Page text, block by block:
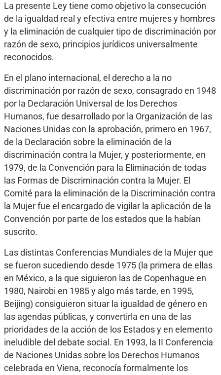
La presente Ley tiene como objetivo la consecución
de la igualdad real y efectiva entre mujeres y hombres
y la eliminación de cualquier tipo de discriminación por
razón de sexo, principios jurídicos universalmente
reconocidos.
En el plano internacional, el derecho a la no
discriminación por razón de sexo, consagrado en 1948
por la Declaración Universal de los Derechos
Humanos, fue desarrollado por la Organización de las
Naciones Unidas con la aprobación, primero en 1967,
de la Declaración sobre la eliminación de la
discriminación contra la Mujer, y posteriormente, en
1979, de la Convención para la Eliminación de todas
las Formas de Discriminación contra la Mujer. El
Comité para la eliminación de la Discriminación contra
la Mujer fue el encargado de vigilar la aplicación de la
Convención por parte de los estados que la habían
suscrito.
Las distintas Conferencias Mundiales de la Mujer que
se fueron sucediendo desde 1975 (la primera de ellas
en México, a la que siguieron las de Copenhague en
1980, Nairobi en 1985 y algo más tarde, en 1995,
Beijing) consiguieron situar la igualdad de género en
las agendas públicas, y convertirla en una de las
prioridades de la acción de los Estados y en elemento
ineludible del debate social. En 1993, la II Conferencia
de Naciones Unidas sobre los Derechos Humanos
celebrada en Viena, reconocía formalmente los